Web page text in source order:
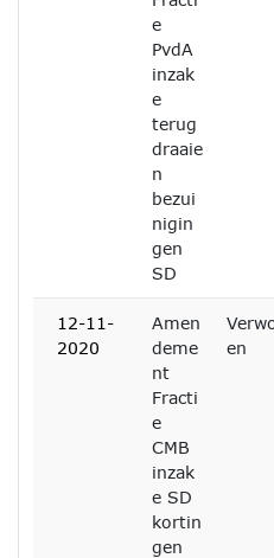
e
PvdA
inzak
e
terug
draaie
n
bezui
nigin
gen
SD
12-11-
2020
Amen
deme
nt
Fracti
e
CMB
inzak
e SD
kortin
gen
en